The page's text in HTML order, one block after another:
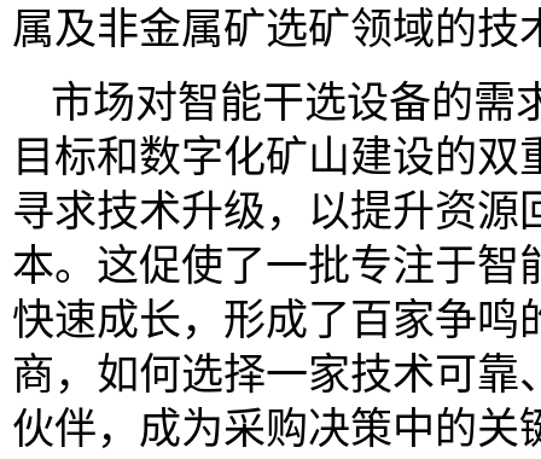
属及非金属矿选矿领域的技
市场对智能干选设备的需
目标和数字化矿山建设的
寻求技术升级，以提升资
本。这促使了一批专注于智
快速成长，形成了百家争鸣
商，如何选择一家技术可
伙伴，成为采购决策中的关